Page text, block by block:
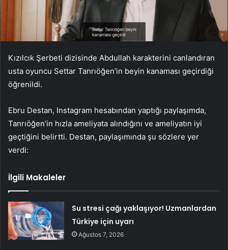
Kızılcık Şerbeti dizisinde Abdullah karakterini canlandıran
usta oyuncu Settar Tanrıöğen’in beyin kanaması geçirdiği
öğrenildi.
Ebru Destan, Instagram hesabından yaptığı paylaşımda,
Tanrıöğen’in hızla ameliyata alındığını ve ameliyatın iyi
geçtiğini belirtti. Destan, paylaşımında şu sözlere yer
verdi:
İlgili Makaleler
Su stresi çağı yaklaşıyor! Uzmanlardan
Türkiye için uyarı
Ağustos 7, 2026